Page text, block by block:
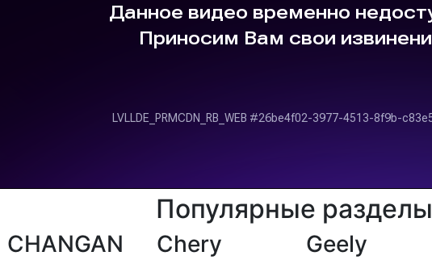
Популярные разделы
CHANGAN Chery Geely